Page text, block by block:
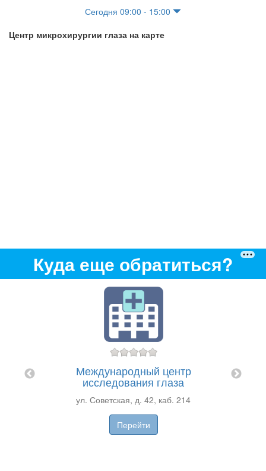
Сегодня 09:00 - 15:00
Центр микрохирургии глаза на карте
Куда еще обратиться?
Международный центр
исследования глаза
ул. Советская, д. 42, каб. 214
Перейти